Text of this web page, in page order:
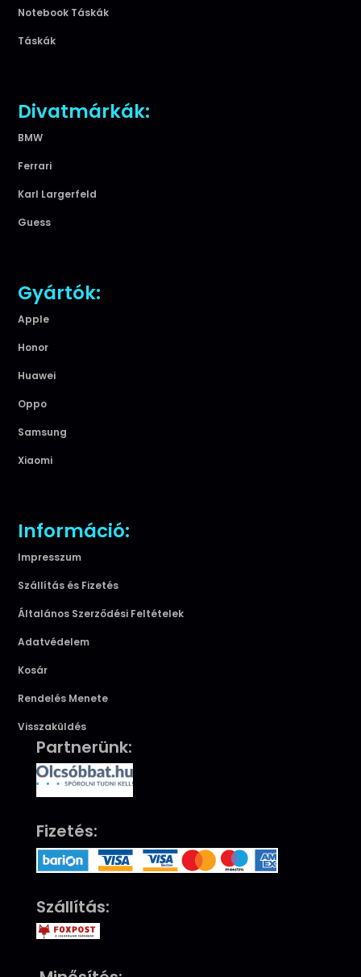
Notebook Táskák
Táskák
Divatmárkák:
BMW
Ferrari
Karl Largerfeld
Guess
Gyártók:
Apple
Honor
Huawei
Oppo
Samsung
Xiaomi
Információ:
Impresszum
Szállítás és Fizetés
Általános Szerződési Feltételek
Adatvédelem
Kosár
Rendelés Menete
Visszaküldés
Partnerünk:
Fizetés:
Szállítás: